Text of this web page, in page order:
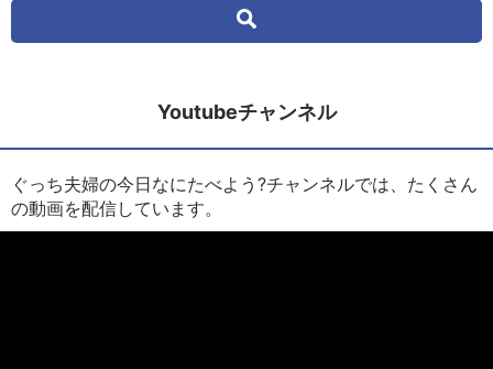
Youtubeチャンネル
ぐっち夫婦の今日なにたべよう?チャンネルでは、たくさん
の動画を配信しています。